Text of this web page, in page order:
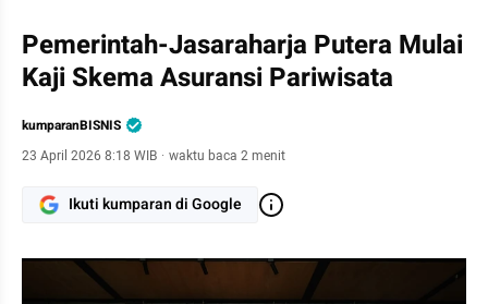
Pemerintah-Jasaraharja Putera Mulai
Kaji Skema Asuransi Pariwisata
kumparanBISNIS
23 April 2026 8:18 WIB · waktu baca 2 menit
Ikuti kumparan di Google